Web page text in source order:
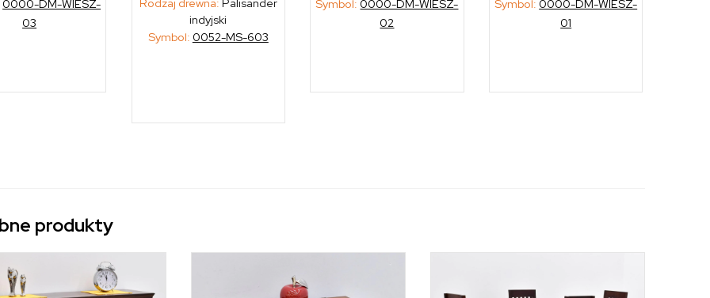
0000-DM-WIESZ-
03
indyjski
Symbol: 0052-MS-603
Symbol: 0000-DM-WIESZ-
02
Symbol: 0000-DM-WIESZ-
01
produkty